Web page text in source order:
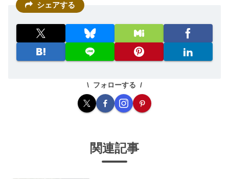
シェアする
フォローする
関連記事